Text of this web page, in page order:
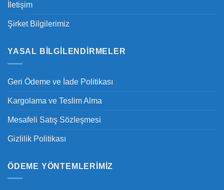
İletişim
Şirket Bilgilerimiz
YASAL BILGILENDIRMELER
Geri Ödeme ve İade Politikası
Kargolama ve Teslim Alma
Mesafeli Satış Sözleşmesi
Gizlilik Politikası
ÖDEME YÖNTEMLERIMIZ